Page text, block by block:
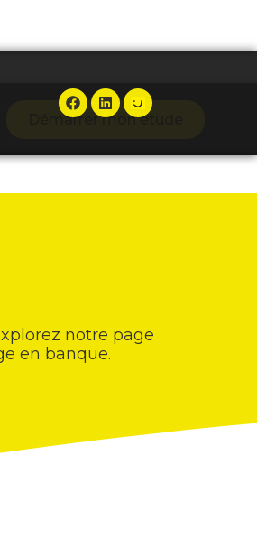
Démarrer mon étude
notre page
en banque.